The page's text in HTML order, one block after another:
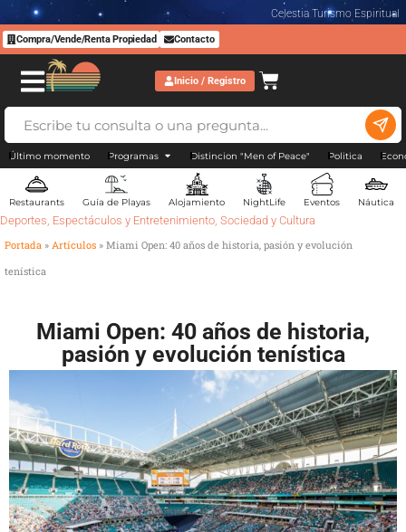
Celestia Turismo Espiritual
Compra/Vende/Renta Propiedad Contacto
Inicio / Registro
Último momento Programas Distincion "Men of Peace" Politica
Restaurants Guía de Playas Alojamiento NightLife Eventos Náutica
Deportes, Espectáculos y Entretenimiento, Sociedad y Cultura
Portada » Artículos » Miami Open: 40 años de historia, pasión y evolución
tenística
Miami Open: 40 años de historia,
pasión y evolución tenística